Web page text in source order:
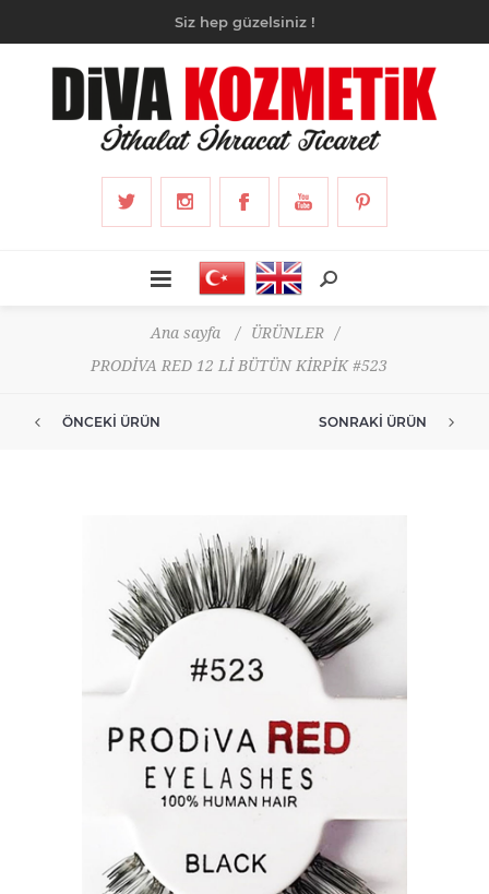
Siz hep güzelsiniz !
Ana sayfa / ÜRÜNLER
/
PRODİVA RED 12 Lİ BÜTÜN KİRPİK #523
ÖNCEKI ÜRÜN SONRAKI ÜRÜN